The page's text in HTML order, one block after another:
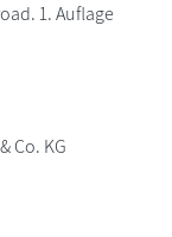
1. Auflage
Co. KG